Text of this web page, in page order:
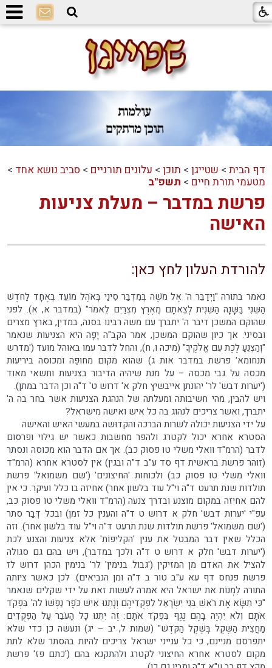
דף הבית > שטייגן > תוכן > עלונים תורניים > סביב נושא אחד >
מטעמי תורת חיים > תשפ"ב
פרשת במדבר – מעלת צניעות
האישה
להורדת העלון לחץ כאן:
נאמר בתורה "וַיְדַבֵּר ה' אֶל מֹשֶׁה בְּמִדְבַּר סִינַי בְּאֹהֶל מוֹעֵד בְּאֶחָד לַחֹדֶשׁ
הַשֵּׁנִי בַּשָּׁנָה הַשֵּׁנִית לְצֵאתָם מֵאֶרֶץ מִצְרַיִם לֵאמֹר" (במדבר א, א). לפני
שהוקם המשכן דיבר ה' יתברך עם משה רבינו בסנה, במדין, בארץ מצרים
ובסיני. אך כיון שהוקם המשכן, אמר הקב"ה יָפָה היא הצניעות שנאמר
"וְהַצְנֵעַ לֶכֶת עִם אֱלֹקֶיךָ" (מיכה ו, ח), והחל לדבר עמו באוהל מועד ('מדרש
תנחומא' פרשת במדבר אות ג) שהוא מקום מחוּפֵּה ומכוסה ביריעות
מכסה על גבי מכסה – על מנת שיהיה הדיבור בצניעות וחשאי מאוד
('יערות דבש' לר' יהונתן אייבשיץ חלק א' דרוש ט' ד"ה וכן הדבר במתן).
ויש להבין, מהי חשיבותה ומעלתה של הנהגת הצניעות אשר בחר בה ה'
יתברך, ואשר צריכים לנהוג בה כל איש ואישה מישראל?
על ידי הצניעות יכולה לשרות הברכה והקדוּשה במעשי האיש והאישה
הסטרא אחרא יכול לקטרג ולהפר מחשבות כאשר יש גילוי ופרסום
לדבר (הרמ"ד וואלי משלי טו פסוק כב). אך אם הדבר הוא מכוסה ונסתר
(זוהר פרשת בראשית דף סד ע"ב ד"ה ובגין) אין לסטרא אחרא (הרמ"ד
וואלי משלי טו פסוק כב) ולכוחות 'החיצונים' ('שם משמואל' פרשת
תולדות שנת תרעט ד"ה וי"ל עוד בלשון אחר) אחיזה בו כלל ועיקר. כי אין
להם אחיזה במקום מוצנע ובדרך צנעה (הרמ"ד וואלי משלי טו פסוק כב,
עפ"י 'יערות דבש' חלק א דרוש ט ד"ה והענין כל זמן) ובכל דְּבַר סתר
('שם משמואל' פרשת תולדות שנת תרעט ד"ה וי"ל עוד בלשון אחר). וזה
הכלל שאין דבר המבטל את ענין 'הקליפוֹת' אלא צניעות והצנע לכת
('יערות דבש' חלק א דרוש ט ד"ה ולכך במדבר), ויש בהם גם סגולה
להציל את האדם מן המזיקין ('גבול בנימין' לר' בנימין הכהן דרוש לז
פרשת פנחס דף עא ע"ב טור ב ד"ה ומן הנביאים). לכן כאשר ציותה
התורה לִמְנוֹת את ישראל היא אמרה לעשות זאת על ידי שקלים שנאמר
"כִּי תִשָּׂא אֶת רֹאשׁ בְּנֵי יִשְׂרָאֵל לִפְקֻדֵיהֶם וְנָתְנוּ אִישׁ כֹּפֶר נַפְשׁוֹ לה' בִּפְקֹד
אֹתָם וְלֹא יִהְיֶה בָהֶם נֶגֶף בִּפְקֹד אֹתָם: זֶה יִתְּנוּ כָּל הָעֹבֵר עַל הַפְּקֻדִים
מַחֲצִית הַשֶּׁקֶל בְּשֶׁקֶל הַקֹּדֶשׁ" (שמות ל, יב – יג) ונעשה כן כדי שלא
יתפרסם מניינם, כי כל ענייני ישראל צריכים להיות בהסתר שלא לתת
מקום לסטרא אחרא החיצוני לקטרג ולהתקנא בהם ('כתם פז' פרשת